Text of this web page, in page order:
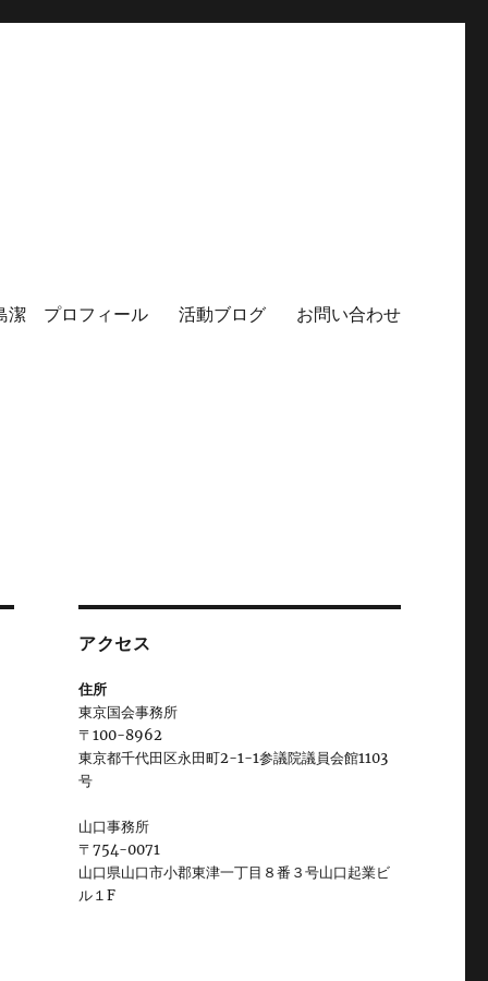
潔 プロフィール 活動ブログ お問い合わせ
アクセス
住所
東京国会事務所
〒100-8962
東京都千代田区永田町2-1-1参議院議員会館1103
号
山口事務所
〒754-0071
山口県山口市小郡東津一丁目８番３号山口起業ビ
ル１F